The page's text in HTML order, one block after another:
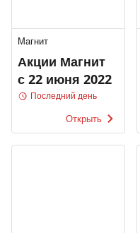
Магнит
Акции Магнит
с 22 июня 2022
Последний день
Открыть